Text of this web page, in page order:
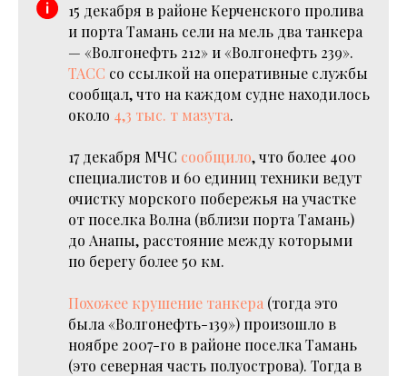
15 декабря в районе Керченского пролива
и порта Тамань сели на мель два танкера
— «Волгонефть 212» и «Волгонефть 239».
ТАСС со ссылкой на оперативные службы
сообщал, что на каждом судне находилось
около 4,3 тыс. т мазута.
17 декабря МЧС сообщило, что более 400
специалистов и 60 единиц техники ведут
очистку морского побережья на участке
от поселка Волна (вблизи порта Тамань)
до Анапы, расстояние между которыми
по берегу более 50 км.
Похожее крушение танкера (тогда это
была «Волгонефть-139») произошло в
ноябре 2007-го в районе поселка Тамань
(это северная часть полуострова). Тогда в